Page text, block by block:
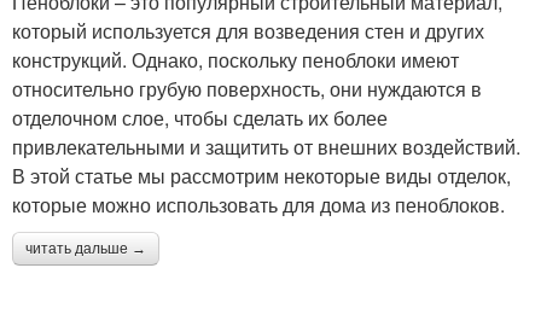
который используется для возведения стен и других
конструкций. Однако, поскольку пеноблоки имеют
относительно грубую поверхность, они нуждаются в
отделочном слое, чтобы сделать их более
привлекательными и защитить от внешних воздействий.
В этой статье мы рассмотрим некоторые виды отделок,
которые можно использовать для дома из пеноблоков.
читать дальше →